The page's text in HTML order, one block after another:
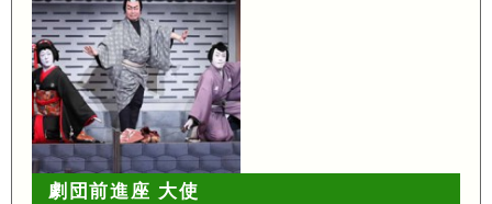
劇団前進座 大使